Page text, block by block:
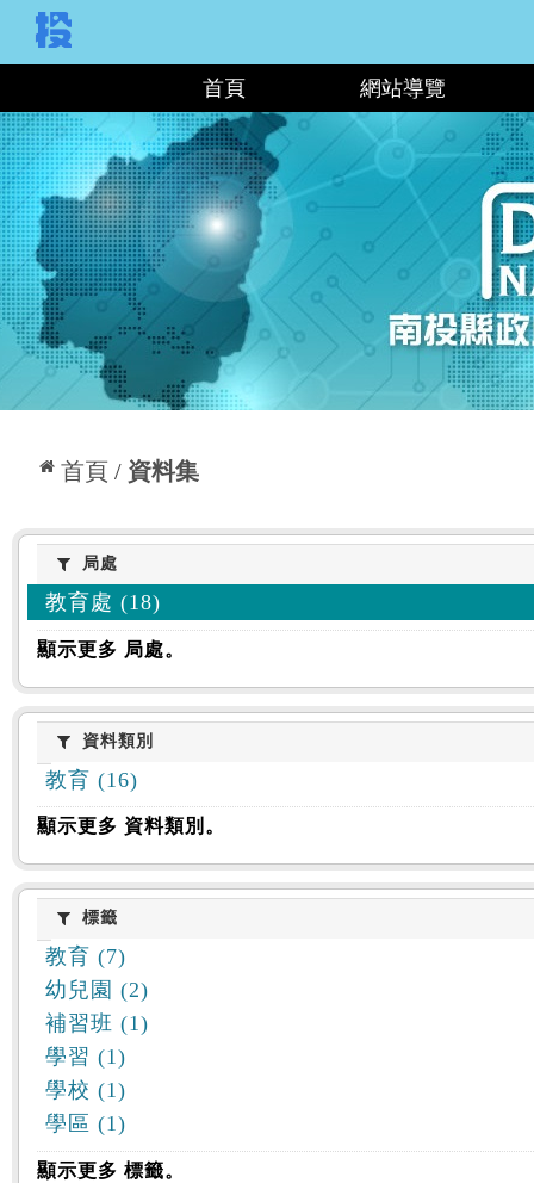
首頁 網站導覽
首頁 資料集
:::
局處局處
教育處 (18)
顯示更多 局處。
資料類別
資料類別
教育 (16)
顯示更多 資料類別。
標籤標籤
教育 (7)
幼兒園 (2)
補習班 (1)
學習 (1)
學校 (1)
學區 (1)
顯示更多 標籤。